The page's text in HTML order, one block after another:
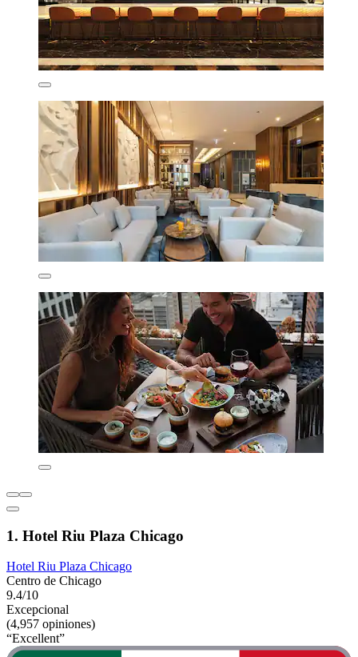
1. Hotel Riu Plaza Chicago
Hotel Riu Plaza Chicago
Centro de Chicago
9.4/10
Excepcional
(4,957 opiniones)
“Excellent”